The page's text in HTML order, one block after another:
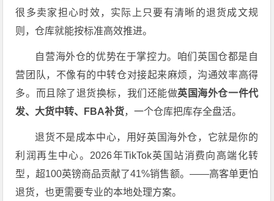
很多卖家担心时效，实际上只要有清晰的退货成文规
则，仓库就能按标准高效推进。
自营海外仓的优势在于掌控力。咱们英国仓都是自
营团队，不像有的中转仓对接起来麻烦，沟通效率高得
多。而且除了退货换标，我们还能做英国海外仓一件代
发、大货中转、FBA补货，一个仓库把库存全盘活。
退货不是成本中心，用好英国海外仓，它就是你的
利润再生中心。2026年TikTok英国站消费向高端化转
型，超100英镑商品贡献了41%销售额。——高客单更怕
退货，也更需要专业的本地处理方案。